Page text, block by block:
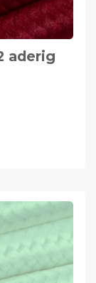
aderig